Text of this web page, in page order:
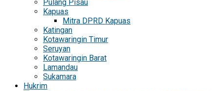
Pulang Pisau
Kapuas
Mitra DPRD Kapuas
Katingan
Kotawaringin Timur
Seruyan
Kotawaringin Barat
Lamandau
Sukamara
Hukrim